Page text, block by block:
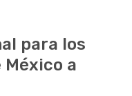
para los
México a